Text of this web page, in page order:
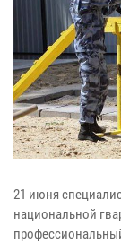
21 июня
национальной